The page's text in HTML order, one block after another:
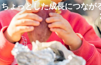
ちょっとした成長につなが